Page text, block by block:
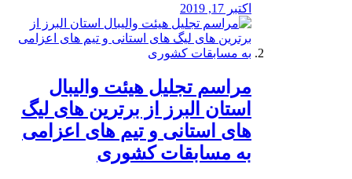
اکتبر 17, 2019
مراسم تجلیل هیئت والیبال
استان البرز از برترین های لیگ
های استانی و تیم های اعزامی
به مسابقات کشوری